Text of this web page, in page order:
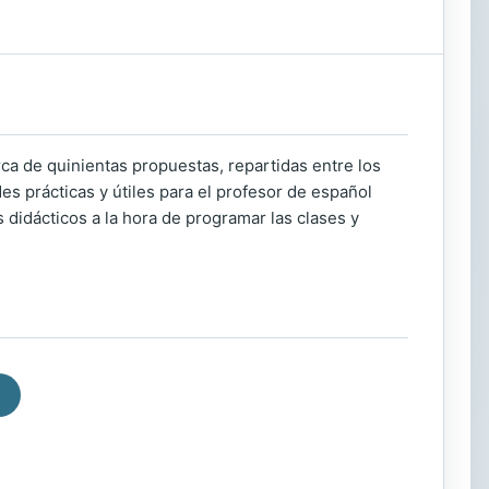
de quinientas propuestas, repartidas entre los
prácticas y útiles para el profesor de español
a la hora de programar las clases y